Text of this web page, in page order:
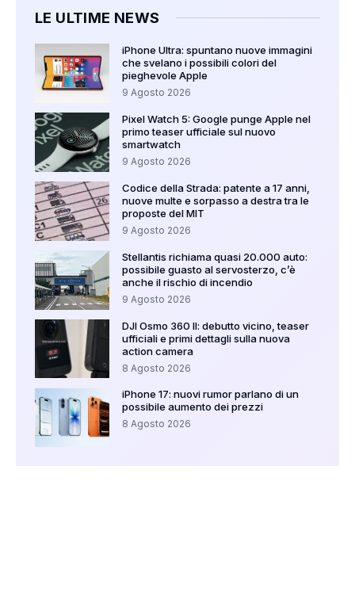
LE ULTIME NEWS
iPhone Ultra: spuntano nuove immagini
che svelano i possibili colori del
pieghevole Apple
9 Agosto 2026
Pixel Watch 5: Google punge Apple nel
primo teaser ufficiale sul nuovo
smartwatch
9 Agosto 2026
Codice della Strada: patente a 17 anni,
nuove multe e sorpasso a destra tra le
proposte del MIT
9 Agosto 2026
Stellantis richiama quasi 20.000 auto:
possibile guasto al servosterzo, c’è
anche il rischio di incendio
9 Agosto 2026
DJI Osmo 360 II: debutto vicino, teaser
ufficiali e primi dettagli sulla nuova
action camera
8 Agosto 2026
iPhone 17: nuovi rumor parlano di un
possibile aumento dei prezzi
8 Agosto 2026